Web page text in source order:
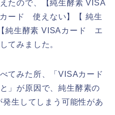
たので、【純生酵素 VISA
ード 使えない】【 純生
純生酵素 VISAカード エ
てみました。
てみた所、「VISAカード
」が原因で、純生酵素の
生してしまう可能性があ